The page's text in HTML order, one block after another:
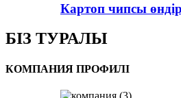
Картоп чипсы
БІЗ ТУРАЛЫ
КОМПАНИЯ ПРОФИЛІ